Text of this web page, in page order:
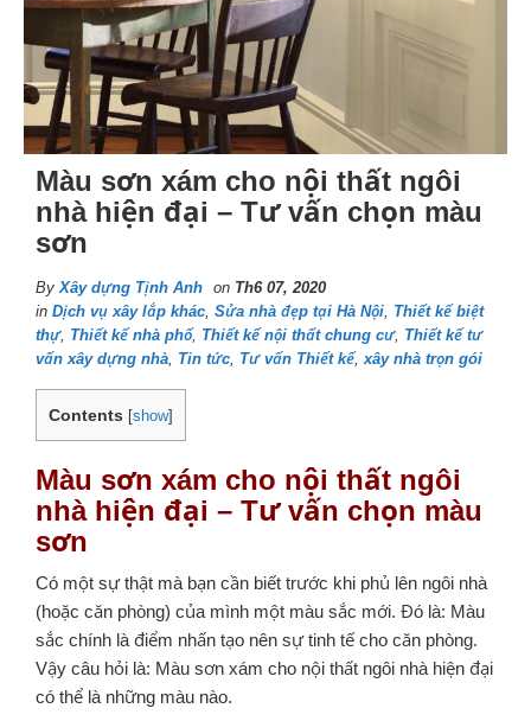
Màu sơn xám cho nội thất ngôi
nhà hiện đại – Tư vấn chọn màu
sơn
ByXây dựng Tịnh Anh on Th6 07, 2020
in Dịch vụ xây lắp khác, Sửa nhà đẹp tại Hà Nội, Thiết kế biệt
thự, Thiết kế nhà phố, Thiết kế nội thất chung cư, Thiết kế tư
vấn xây dựng nhà, Tin tức, Tư vấn Thiết kế,xây nhà trọn gói
Contents [show]
Màu sơn xám cho nội thất ngôi
nhà hiện đại – Tư vấn chọn màu
sơn
Có một sự thật mà bạn cần biết trước khi phủ lên ngôi nhà
(hoặc căn phòng) của mình một màu sắc mới. Đó là: Màu
sắc chính là điểm nhấn tạo nên sự tinh tế cho căn phòng.
Vậy câu hỏi là: Màu sơn xám cho nội thất ngôi nhà hiện đại
có thể là những màu nào.